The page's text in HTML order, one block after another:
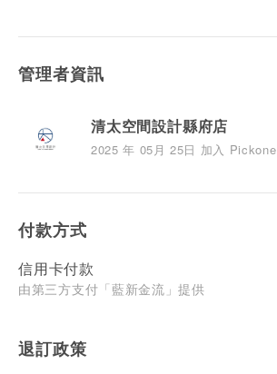
管理者資訊
清太空間設計縣府店
2025 年 05月 25日 加入 Pickone
付款方式
信用卡付款
由第三方支付「藍新金流」提供
退訂政策